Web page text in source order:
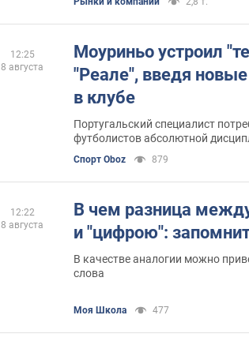
Моуриньо устроил
"Реале", введя
в клубе
Португальский специалист
футболистов абсолютной
Спорт Oboz 879
12:25
8 августа
В чем разница
и "цифрою":
В качестве аналогии можно
слова
Моя Школа 477
12:22
8 августа